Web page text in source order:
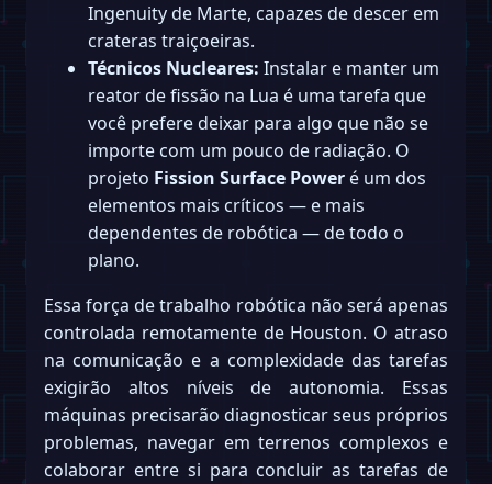
Ingenuity de Marte, capazes de descer em
crateras traiçoeiras.
Técnicos Nucleares: Instalar e manter um
reator de fissão na Lua é uma tarefa que
você prefere deixar para algo que não se
importe com um pouco de radiação. O
projeto Fission Surface Poweré um dos
elementos mais críticos — e mais
dependentes de robótica — de todo o
plano.
Essa força de trabalho robótica não será apenas
controlada remotamente de Houston. O atraso
na comunicação e a complexidade das tarefas
exigirão altos níveis de autonomia. Essas
máquinas precisarão diagnosticar seus próprios
problemas, navegar em terrenos complexos e
colaborar entre si para concluir as tarefas de